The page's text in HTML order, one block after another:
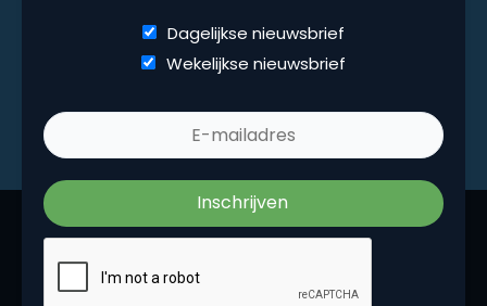
Dagelijkse nieuwsbrief
Wekelijkse nieuwsbrief